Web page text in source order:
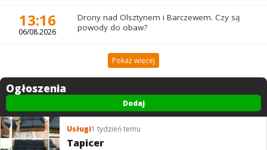
13:16
06/08.2026
Drony nad Olsztynem i Barczewem. Czy są
powody do obaw?
Pokaż więcej
Ogłoszenia
Dodaj
Usługi1 tydzień temu
Tapicer